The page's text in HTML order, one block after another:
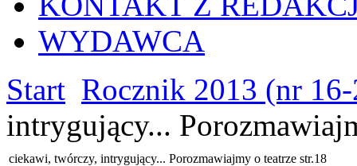
WYDAWCA
Start Rocznik 2013 (nr
intrygujący...
ciekawi, twórczy, intrygujący... Porozmawiajmy o teatrze str.18